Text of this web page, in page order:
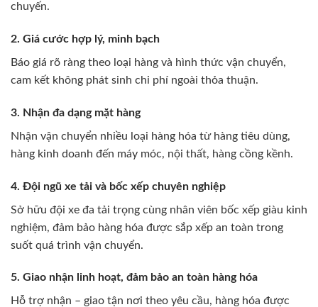
chuyến.
2. Giá cước hợp lý, minh bạch
Báo giá rõ ràng theo loại hàng và hình thức vận chuyển,
cam kết không phát sinh chi phí ngoài thỏa thuận.
3. Nhận đa dạng mặt hàng
Nhận vận chuyển nhiều loại hàng hóa từ hàng tiêu dùng,
hàng kinh doanh đến máy móc, nội thất, hàng cồng kềnh.
4. Đội ngũ xe tải và bốc xếp chuyên nghiệp
Sở hữu đội xe đa tải trọng cùng nhân viên bốc xếp giàu kinh
nghiệm, đảm bảo hàng hóa được sắp xếp an toàn trong
suốt quá trình vận chuyển.
5. Giao nhận linh hoạt, đảm bảo an toàn hàng hóa
Hỗ trợ nhận – giao tận nơi theo yêu cầu, hàng hóa được